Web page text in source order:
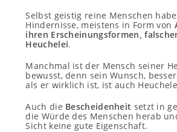
Selbst geistig reine Menschen
Hindernisse, meistens in Form von
ihren Erscheinungsformen,
Heuchelei.
Manchmal ist der Mensch seiner
bewusst, denn sein Wunsch,
als er wirklich ist, ist auch
Auch die Bescheidenheit setzt in
die Würde des Menschen herab
Sicht keine gute Eigenschaft.